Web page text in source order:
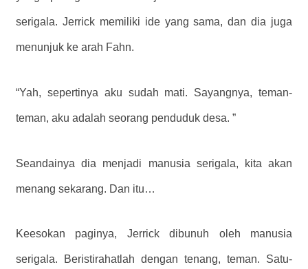
serigala. Jerrick memiliki ide yang sama, dan dia juga
menunjuk ke arah Fahn.
“Yah, sepertinya aku sudah mati. Sayangnya, teman-
teman, aku adalah seorang penduduk desa. ”
Seandainya dia menjadi manusia serigala, kita akan
menang sekarang. Dan itu…
Keesokan paginya, Jerrick dibunuh oleh manusia
serigala. Beristirahatlah dengan tenang, teman. Satu-